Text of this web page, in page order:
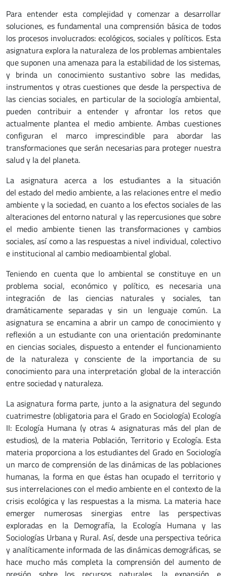
Para entender esta complejidad y comenzar a desarrollar
soluciones, es fundamental una comprensión básica de todos
los procesos involucrados: ecológicos, sociales y políticos. Esta
asignatura explora la naturaleza de los problemas ambientales
que suponen una amenaza para la estabilidad de los sistemas,
y brinda un conocimiento sustantivo sobre las medidas,
instrumentos y otras cuestiones que desde la perspectiva de
las ciencias sociales, en particular de la sociología ambiental,
pueden contribuir a entender y afrontar los retos que
actualmente plantea el medio ambiente. Ambas cuestiones
configuran el marco imprescindible para abordar las
transformaciones que serán necesarias para proteger nuestra
salud y la del planeta.
La asignatura acerca a los estudiantes a la situación
del estado del medio ambiente, a las relaciones entre el medio
ambiente y la sociedad, en cuanto a los efectos sociales de las
alteraciones del entorno natural y las repercusiones que sobre
el medio ambiente tienen las transformaciones y cambios
sociales, así como a las respuestas a nivel individual, colectivo
e institucional al cambio medioambiental global.
Teniendo en cuenta que lo ambiental se constituye en un
problema social, económico y político, es necesaria una
integración de las ciencias naturales y sociales, tan
dramáticamente separadas y sin un lenguaje común. La
asignatura se encamina a abrir un campo de conocimiento y
reflexión a un estudiante con una orientación predominante
en ciencias sociales, dispuesto a entender el funcionamiento
de la naturaleza y consciente de la importancia de su
conocimiento para una interpretación global de la interacción
entre sociedad y naturaleza.
La asignatura forma parte, junto a la asignatura del segundo
cuatrimestre (obligatoria para el Grado en Sociología) Ecología
II: Ecología Humana (y otras 4 asignaturas más del plan de
estudios), de la materia Población, Territorio y Ecología. Esta
materia proporciona a los estudiantes del Grado en Sociología
un marco de comprensión de las dinámicas de las poblaciones
humanas, la forma en que éstas han ocupado el territorio y
sus interrelaciones con el medio ambiente en el contexto de la
crisis ecológica y las respuestas a la misma. La materia hace
emerger numerosas sinergias entre las perspectivas
exploradas en la Demografía, la Ecología Humana y las
Sociologías Urbana y Rural. Así, desde una perspectiva teórica
y analíticamente informada de las dinámicas demográficas, se
hace mucho más completa la comprensión del aumento de